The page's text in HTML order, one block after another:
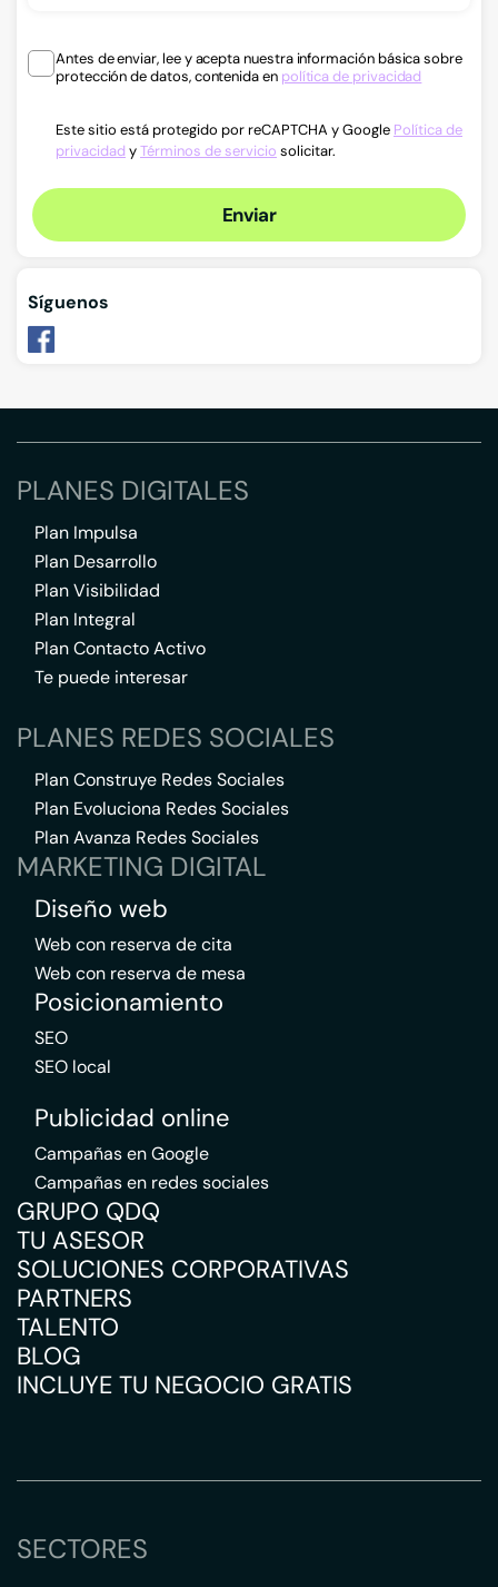
Antes de enviar, lee y acepta nuestra información básica sobre
protección de datos, contenida en política de privacidad
Este sitio está protegido por reCAPTCHA y Google Política de
privacidad yTérminos de servicio solicitar.
Enviar
Síguenos
PLANES DIGITALES
Plan Impulsa
Plan Desarrollo
Plan Visibilidad
Plan Integral
Plan Contacto Activo
Te puede interesar
PLANES REDES SOCIALES
Plan Construye Redes Sociales
Plan Evoluciona Redes Sociales
Plan Avanza Redes Sociales
MARKETING DIGITAL
Diseño web
Web con reserva de cita
Web con reserva de mesa
Posicionamiento
SEO
SEO local
Publicidad online
Campañas en Google
Campañas en redes sociales
GRUPO QDQ
TU ASESOR
SOLUCIONES CORPORATIVAS
PARTNERS
TALENTO
BLOG
INCLUYE TU NEGOCIO GRATIS
SECTORES